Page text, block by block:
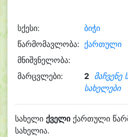
სქესი:
ბიჭი
წარმომავლობა: ქართული
მნიშვნელობა:
მარცვლები:
2 მაჩვენე
სახელები
სახელი ქველიქართული
სახელია.